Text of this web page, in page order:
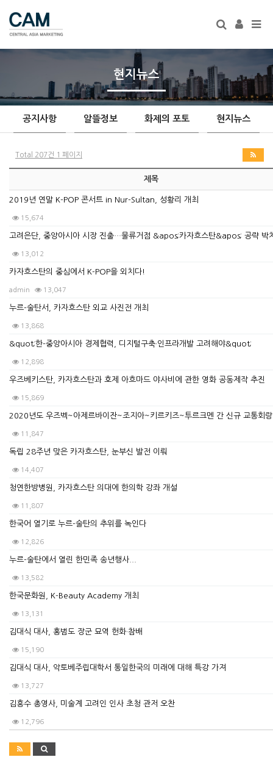
현지뉴스
공지사항 알뜰정보 화제의 포토 현지뉴스
Total 207건 1 페이지
제목
2019년 연말 K-POP 콘서트 in Nur-Sultan, 성황리 개최
15,674
고려은단, 중앙아시아 시장 진출…물류거점 &apos;카자흐스탄&apos; 공략 박
13,012
카자흐스탄의 중심에서 K-POP을 외치다!
admin 13,047
누르-술탄서, 카자흐스탄 외교 사진전 개최
13,868
&quot;한-중앙아시아 경제협력, 디지털구축·인프라개발 고려해야&quot;
12,898
우즈베키스탄, 카자흐스탄과 호제 아흐마드 야사비에 관한 영화 공동제작 추진
15,869
2020년도 우즈벡~아제르바이잔~조지아~키르키즈~투르크멘 간 신규 교통회
11,847
독립 28주년 맞은 카자흐스탄, 눈부신 발전 이뤄
14,407
청연한방병원, 카자흐스탄 의대에 한의학 강좌 개설
11,807
한국어 열기로 누르-술탄의 추위를 녹인다
12,826
누르-술탄에서 열린 한민족 송년행사...
13,582
한국문화원, K-Beauty Academy 개최
13,131
김대식 대사, 홍범도 장군 묘역 헌화·참배
15,190
김대식 대사, 악토베주립대학서 통일한국의 미래에 대해 특강 가져
13,727
김흥수 총영사, 미술계 고려인 인사 초청 관저 오찬
12,796